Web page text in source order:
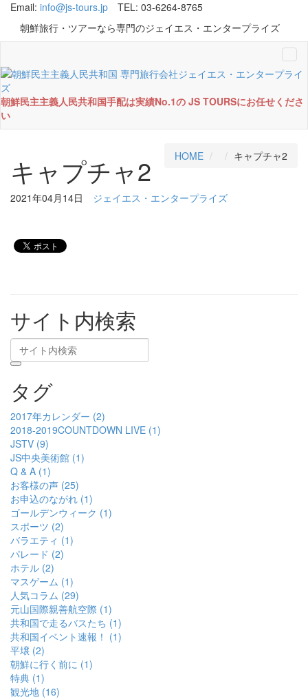
Email: info@js-tours.jp
TEL: 03-6264-8765
朝鮮旅行・ツアーなら専門のジェイエス・エンタープライズ
朝鮮民主主義人民共和国手配は実績No.1の JS TOURSにお任せくださ
い
キャプチャ2 HOME キャプチャ2
2021年04月14日 ジェイエス・エンタープライズ
サイト内検索
タグ
2017年カレンダー (2)
2018-2019COUNTDOWN LIVE (1)
JSTV (9)
JS中央美術館 (1)
Q & A (1)
お客様の声 (25)
お申込のながれ (1)
ゴールデンウィーク (1)
スポーツ (2)
バラエティ (1)
パレード (2)
ホテル (2)
マスゲーム (1)
人気コラム (29)
元山国際親善航空際 (1)
共和国で走るバスたち (1)
共和国イベント速報！ (1)
平壌 (2)
朝鮮に行く前に (1)
特典 (1)
観光地 (16)